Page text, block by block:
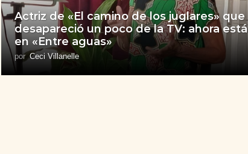
Actriz de «El camino de los juglares» que
desapareció un poco de la TV: ahora está
en «Entre aguas»
por Ceci Villanelle